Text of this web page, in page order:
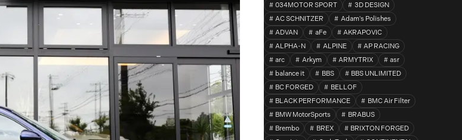
034MOTOR SPORT
3D DESIGN
AC SCHNITZER
Adam's Polishes
ADVAN
aFe
AKRAPOVIC
ALPHA-N
ALPINE
AP RACING
arc
Arkym ARMYTRIX
asr
balance it
BBS
BBS UNLIMITED
BC FORGED
BELLOF
BLACK PERFORMANCE
BMC Air Filter
BMW MotorSports
BRABUS
Brembo
BREX
BRIXTON FORGED